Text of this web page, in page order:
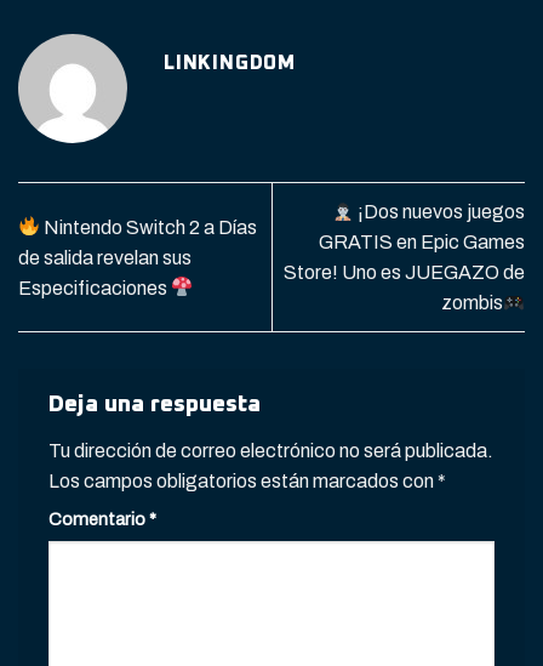
LINKINGDOM
Nintendo Switch 2 a Días
de salida revelan sus
Especificaciones
¡Dos nuevos juegos
GRATIS en Epic Games
Store! Uno es JUEGAZO de
zombis
Deja una respuesta
Tu dirección de correo electrónico no será publicada.
Los campos obligatorios están marcados con*
Comentario*